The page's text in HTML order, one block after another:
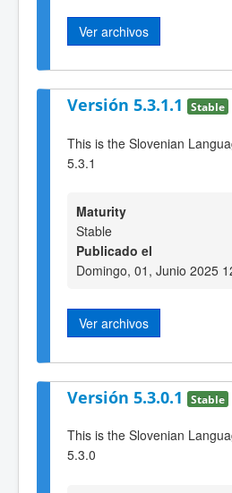
Ver archivos
Versión 5.3.1.1 Stable
This is the Slovenian
5.3.1
Maturity
Stable
Publicado el
Domingo, 01, Junio 2025
Ver archivos
Versión 5.3.0.1 Stable
This is the Slovenian
5.3.0